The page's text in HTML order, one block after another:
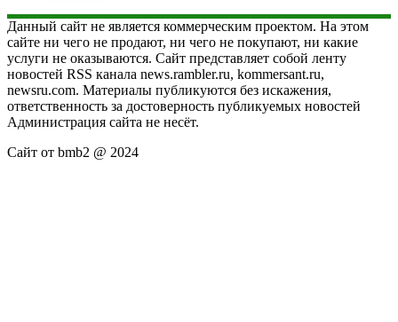
Данный сайт не является коммерческим проектом. На этом
сайте ни чего не продают, ни чего не покупают, ни какие
услуги не оказываются. Сайт представляет собой ленту
новостей RSS канала news.rambler.ru, kommersant.ru,
newsru.com. Материалы публикуются без искажения,
ответственность за достоверность публикуемых новостей
Администрация сайта не несёт.
Сайт от bmb2 @ 2024